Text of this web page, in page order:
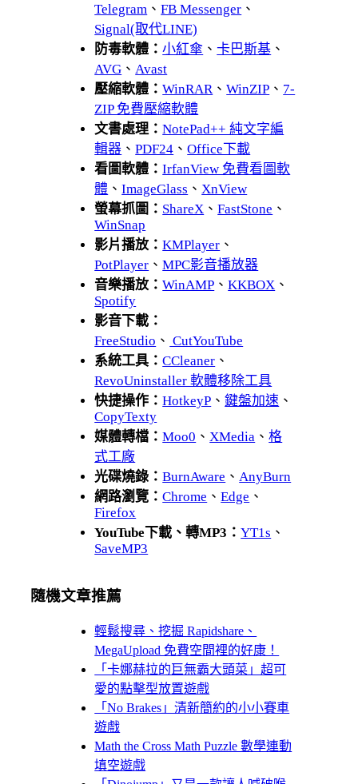
Telegram 、FB Messenger 、
Signal(取代LINE)
防毒軟體：小紅傘 、卡巴斯基 、
AVG 、 Avast
壓縮軟體：WinRAR 、WinZIP 、 7-
ZIP 免費壓縮軟體
文書處理：NotePad++ 純文字編
輯器 、PDF24 、Office下載
看圖軟體：IrfanView 免費看圖軟
體 、ImageGlass 、 XnView
螢幕抓圖： ShareX 、FastStone 、
WinSnap
影片播放：KMPlayer 、
PotPlayer 、MPC影音播放器
音樂播放：WinAMP 、KKBOX 、
Spotify
影音下載：
FreeStudio 、 CutYouTube
系統工具：CCleaner 、
RevoUninstaller 軟體移除工具
快捷操作：HotkeyP 、鍵盤加速 、
CopyTexty
媒體轉檔：Moo0 、 XMedia 、格
式工廠
光碟燒錄：BurnAware 、 AnyBurn
網路瀏覽：Chrome 、Edge 、
Firefox
YouTube下載、轉MP3：YT1s 、
SaveMP3
隨機文章推薦
輕鬆搜尋、挖掘 Rapidshare、
MegaUpload 免費空間裡的好康！
「卡娜赫拉的巨無霸大頭菜」超可
愛的點擊型放置遊戲
「No Brakes」清新簡約的小小賽車
遊戲
Math the Cross Math Puzzle 數學連動
填空遊戲